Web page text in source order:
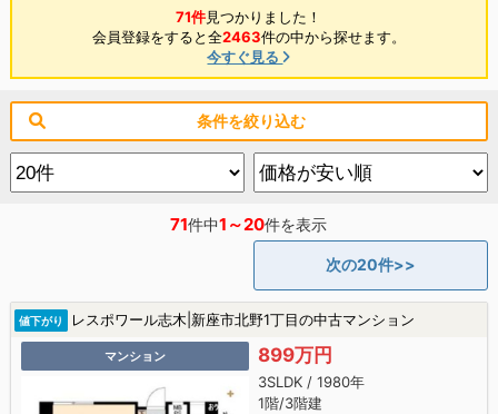
71件見つかりました！
会員登録をすると全2463件の中から探せます。
今すぐ見る
条件を絞り込む
71件中1～20件を表示
次の20件>>
値下がり レスポワール志木|新座市北野1丁目の中古マンション
マンション 899万円
3SLDK / 1980年
1階/3階建